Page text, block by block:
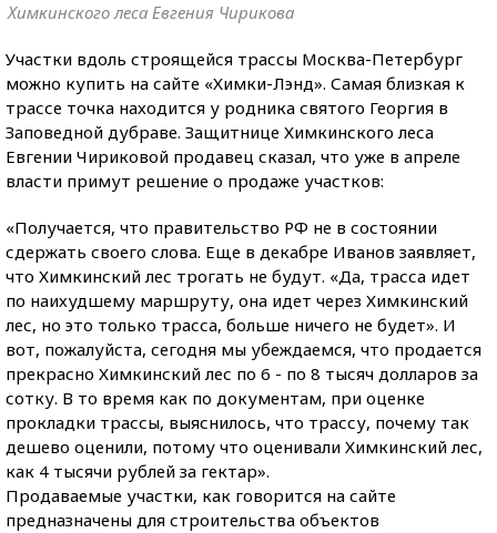
Химкинского леса Евгения Чирикова
Участки вдоль строящейся трассы Москва-Петербург
можно купить на сайте «Химки-Лэнд». Самая близкая к
трассе точка находится у родника святого Георгия в
Заповедной дубраве. Защитнице Химкинского леса
Евгении Чириковой продавец сказал, что уже в апреле
власти примут решение о продаже участков:
«Получается, что правительство РФ не в состоянии
сдержать своего слова. Еще в декабре Иванов заявляет,
что Химкинский лес трогать не будут. «Да, трасса идет
по наихудшему маршруту, она идет через Химкинский
лес, но это только трасса, больше ничего не будет». И
вот, пожалуйста, сегодня мы убеждаемся, что продается
прекрасно Химкинский лес по 6 - по 8 тысяч долларов за
сотку. В то время как по документам, при оценке
прокладки трассы, выяснилось, что трассу, почему так
дешево оценили, потому что оценивали Химкинский лес,
как 4 тысячи рублей за гектар».
Продаваемые участки, как говорится на сайте
предназначены для строительства объектов